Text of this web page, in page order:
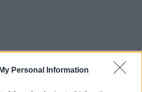
Personal Information